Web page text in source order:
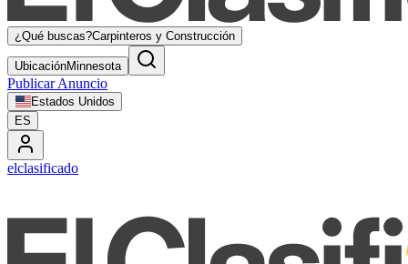
¿Qué buscas?Carpinteros y Construcción
UbicaciónMinnesota
Publicar Anuncio
Estados Unidos
ES
elclasificado